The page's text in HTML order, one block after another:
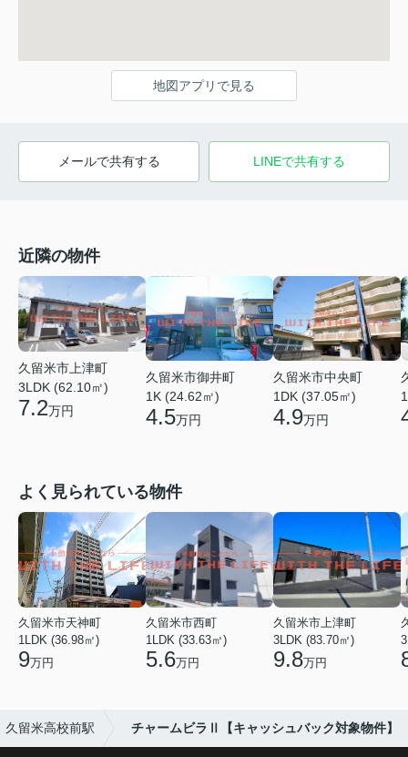
地図アプリで見る
メールで共有する LINEで共有する
近隣の物件
久留米市上津町
3LDK (62.10㎡)
7.2万円
久留米市御井町
1K (24.62㎡)
4.5万円
久留米市中央町
1DK (37.05㎡)
4.9万円
よく見られている物件
久留米市天神町
1LDK (36.98㎡)
9万円
久留米市西町
1LDK (33.63㎡)
5.6万円
久留米市上津町
3LDK (83.70㎡)
9.8万円
久留米高校前駅 チャームビラⅡ【キャッシュバック対象物件】